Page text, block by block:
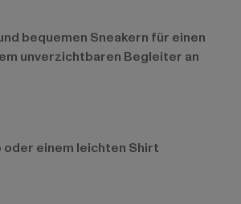
bequemen Sneakern für einen
unverzichtbaren Begleiter an
oder einem leichten Shirt